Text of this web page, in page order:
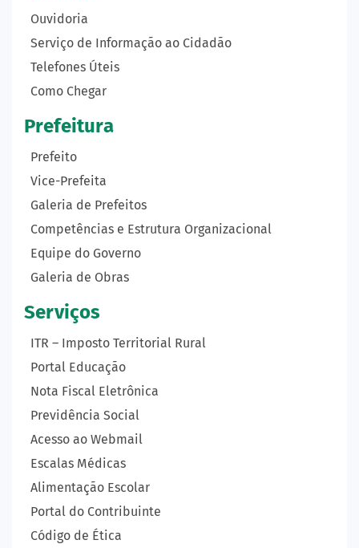
Ouvidoria
Serviço de Informação ao Cidadão
Telefones Úteis
Como Chegar
Prefeitura
Prefeito
Vice-Prefeita
Galeria de Prefeitos
Competências e Estrutura Organizacional
Equipe do Governo
Galeria de Obras
Serviços
ITR – Imposto Territorial Rural
Portal Educação
Nota Fiscal Eletrônica
Previdência Social
Acesso ao Webmail
Escalas Médicas
Alimentação Escolar
Portal do Contribuinte
Código de Ética